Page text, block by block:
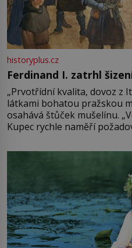
historyplus.cz
Ferdinand I. zatrhl
„Prvotřídní kvalita, dovoz z
látkami bohatou pražskou
osahává štůček mušelínu.
Kupec rychle naměří
milostpaní. Stačí jenom na
množství růžového
Vezme do ruky dřevěnou